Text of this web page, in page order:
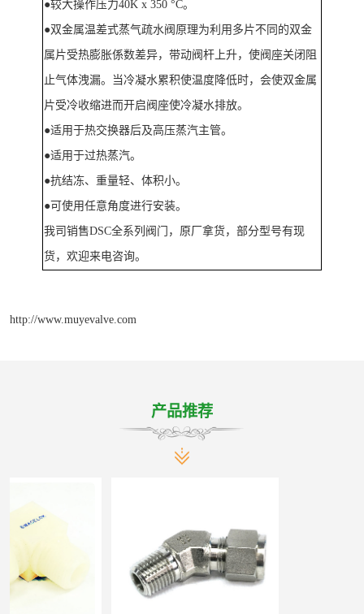
●较大操作压力40K x 350 °C。
●双金属温差式蒸气疏水阀原理为利用多片不同的双金
属片受热膨胀係数差异，带动阀杆上升，使阀座关闭阻
止气体洩漏。当冷凝水累积使温度降低时，会使双金属
片受冷收缩进而开启阀座使冷凝水排放。
●适用于热交换器后及高压蒸汽主管。
●适用于过热蒸汽。
●抗结冻、重量轻、体积小。
●可使用任意角度进行安装。
我司销售DSC全系列阀门，原厂拿货，部分型号有现
货，欢迎来电咨询。
http://www.muyevalve.com
产品推荐